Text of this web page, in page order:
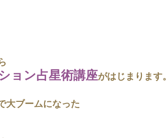
ョン占星術講座がはじまります。
大ブームになった